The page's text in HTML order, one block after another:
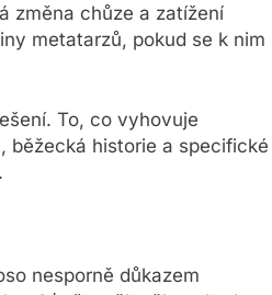
změna chůze a zatížení
metatarzů, pokud se k nim
To, co vyhovuje
běžecká historie a specifické
nesporně důkazem